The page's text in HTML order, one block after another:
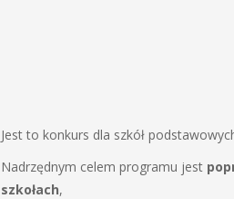
Jest to konkurs dla szkół
Nadrzędnym celem programu jest
szkołach,